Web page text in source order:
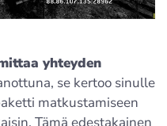
yhteyden
se kertoo sinulle
matkustamiseen